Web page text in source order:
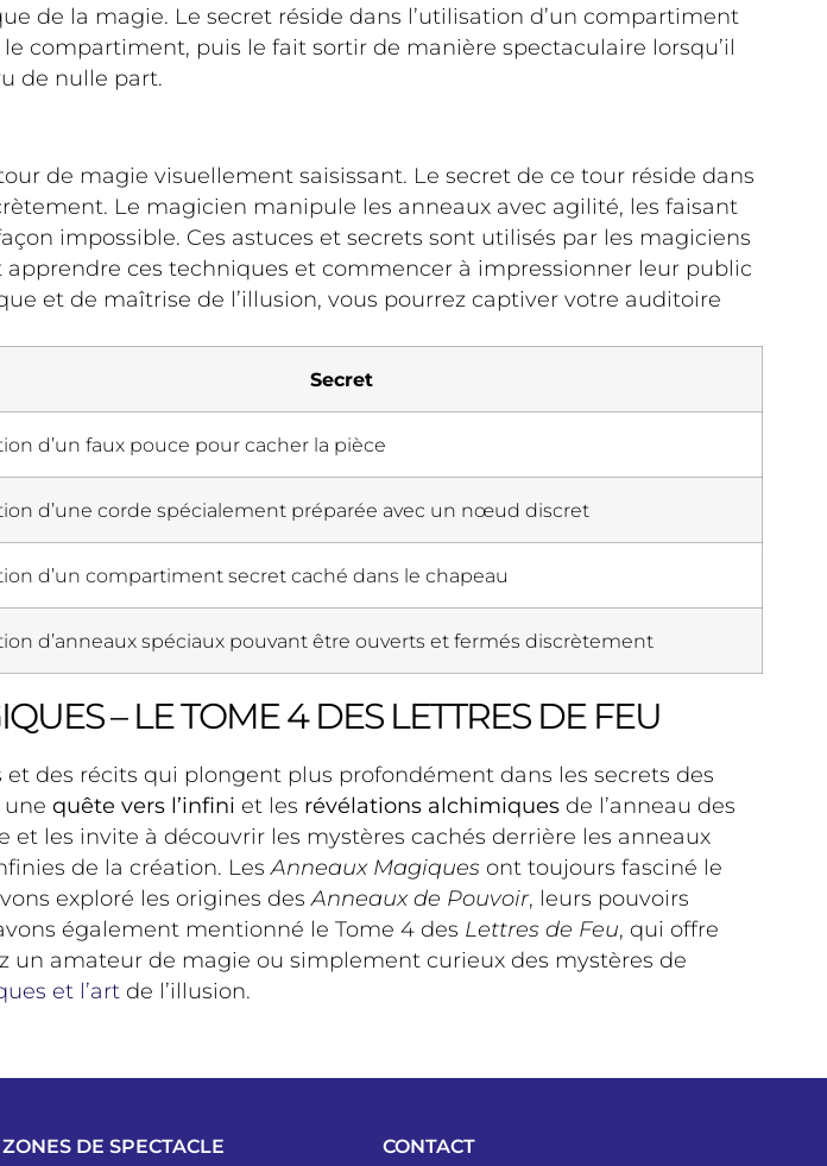
de la magie. Le secret réside dans l’utilisation d’un compartiment
compartiment, puis le fait sortir de manière spectaculaire lorsqu’il
de nulle part.
de magie visuellement saisissant. Le secret de ce tour réside dans
Le magicien manipule les anneaux avec agilité, les faisant
impossible. Ces astuces et secrets sont utilisés par les magiciens
ces techniques et commencer à impressionner leur public
et de maîtrise de l’illusion, vous pourrez captiver votre auditoire
Secret
d’un faux pouce pour cacher la pièce
d’une corde spécialement préparée avec un nœud discret
d’un compartiment secret caché dans le chapeau
d’anneaux spéciaux pouvant être ouverts et fermés discrètement
– LE TOME 4 DES LETTRES DE FEU
des récits qui plongent plus profondément dans les secrets des
une quête vers l’infini et les révélations alchimiques de l’anneau des
les invite à découvrir les mystères cachés derrière les anneaux
de la création. LesAnneaux Magiques ont toujours fasciné le
exploré les origines desAnneaux de Pouvoir, leurs pouvoirs
également mentionné le Tome 4 des Lettres de Feu, qui offre
un amateur de magie ou simplement curieux des mystères de
et l’art de l’illusion.
ZONES DE SPECTACLE CONTACT